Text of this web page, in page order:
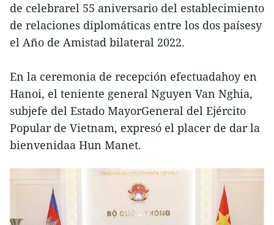
de celebrarel 55 aniversario del establecimiento
de relaciones diplomáticas entre los dos paísesy
el Año de Amistad bilateral 2022.
En la ceremonia de recepción efectuadahoy en
Hanoi, el teniente general Nguyen Van Nghia,
subjefe del Estado MayorGeneral del Ejército
Popular de Vietnam, expresó el placer de dar la
bienvenidaa Hun Manet.